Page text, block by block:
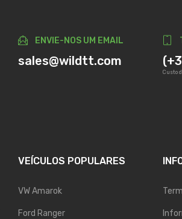
ENVIE-NOS UM EMAIL
sales@wildtt.com
Custo
VEÍCULOS POPULARES
VW Amarok
Ford Ranger